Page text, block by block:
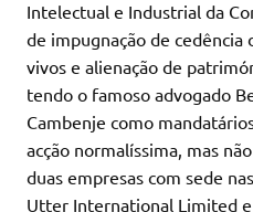
Intelectual e Industrial da
de impugnação de cedência
vivos e alienação de
tendo o famoso advogado
Cambenje como
acção normalíssima, mas
duas empresas com sede
Utter International Limited